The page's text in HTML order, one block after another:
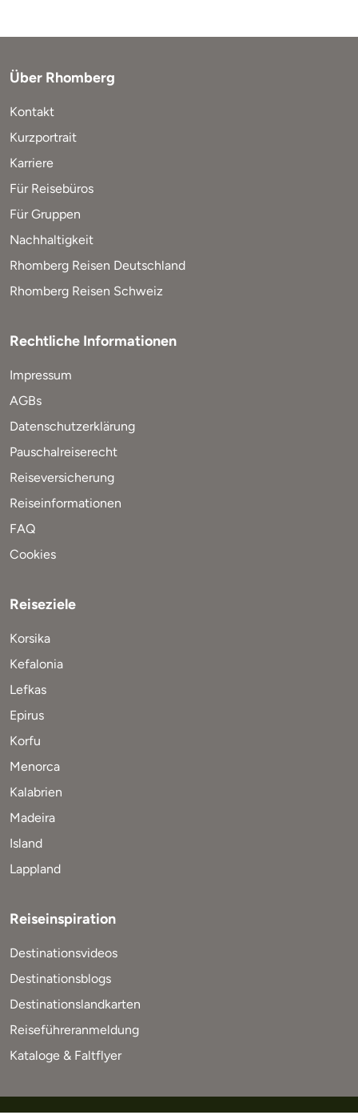
Über Rhomberg
Kontakt
Kurzportrait
Karriere
Für Reisebüros
Für Gruppen
Nachhaltigkeit
Rhomberg Reisen Deutschland
Rhomberg Reisen Schweiz
Rechtliche Informationen
Impressum
AGBs
Datenschutzerklärung
Pauschalreiserecht
Reiseversicherung
Reiseinformationen
FAQ
Cookies
Reiseziele
Korsika
Kefalonia
Lefkas
Epirus
Korfu
Menorca
Kalabrien
Madeira
Island
Lappland
Reiseinspiration
Destinationsvideos
Destinationsblogs
Destinationslandkarten
Reiseführeranmeldung
Kataloge & Faltflyer